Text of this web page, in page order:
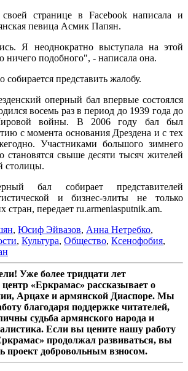
странице в Facebook написала и
певица Асмик Папян.
Я неоднократно выступала на этой
подобного", - написала она.
собирается представить жалобу.
оперный бал впервые состоялся
восемь раз в период до 1939 года до
войны. В 2006 году бал был
с момента основания Дрездена и с тех
Участниками большого зимнего
становятся свыше десяти тысяч жителей
столицы.
бал собирает представителей
и бизнес-элиты не только
передает ru.armeniasputnik.am.
, Юсиф Эйвазов, Анна Нетребко,
, Культура, Общество, Ксенофобия,
Уже более тридцати лет
«Еркрамас» рассказывает о
Арцахе и армянской Диаспоре. Мы
благодаря поддержке читателей,
судьба армянского народа и
Если вы цените нашу работу
продолжал развиваться, вы
проект добровольным взносом.